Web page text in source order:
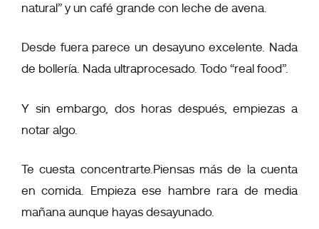
natural” y un café grande con leche de avena.
Desde fuera parece un desayuno excelente. Nada
de bollería. Nada ultraprocesado. Todo “real food”.
Y sin embargo, dos horas después, empiezas a
notar algo.
Te cuesta concentrarte.Piensas más de la cuenta
en comida. Empieza ese hambre rara de media
mañana aunque hayas desayunado.